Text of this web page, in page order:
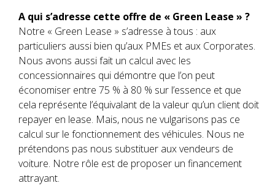
A qui s’adresse cette offre de « Green Lease » ?
Notre « Green Lease » s’adresse à tous : aux
particuliers aussi bien qu’aux PMEs et aux Corporates.
Nous avons aussi fait un calcul avec les
concessionnaires qui démontre que l’on peut
économiser entre 75 % à 80 % sur l’essence et que
cela représente l’équivalant de la valeur qu’un client doit
repayer en lease. Mais, nous ne vulgarisons pas ce
calcul sur le fonctionnement des véhicules. Nous ne
prétendons pas nous substituer aux vendeurs de
voiture. Notre rôle est de proposer un financement
attrayant.